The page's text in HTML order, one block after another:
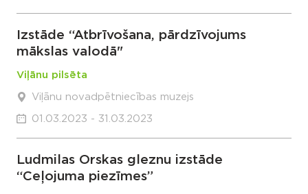
Izstāde “Atbrīvošana, pārdzīvojums
mākslas valodā"
Viļānu pilsēta
Viļānu novadpētniecības muzejs
01.03.2023 - 31.03.2023
Ludmilas Orskas gleznu izstāde
“Ceļojuma piezīmes”